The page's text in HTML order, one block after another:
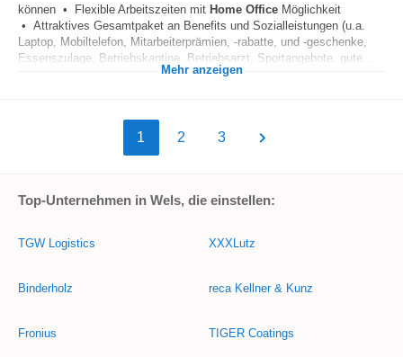
können • Flexible Arbeitszeiten mit Home Office Möglichkeit
• Attraktives Gesamtpaket an Benefits und Sozialleistungen (u.a.
Laptop, Mobiltelefon, Mitarbeiterprämien, -rabatte, und -geschenke,
Essenszulage, Betriebskantine, Betriebsarzt, Sportangebote, gute...
Mehr anzeigen
1 2 3
Top-Unternehmen in Wels, die einstellen:
TGW Logistics
Binderholz
Fronius
XXXLutz
reca Kellner & Kunz
TIGER Coatings